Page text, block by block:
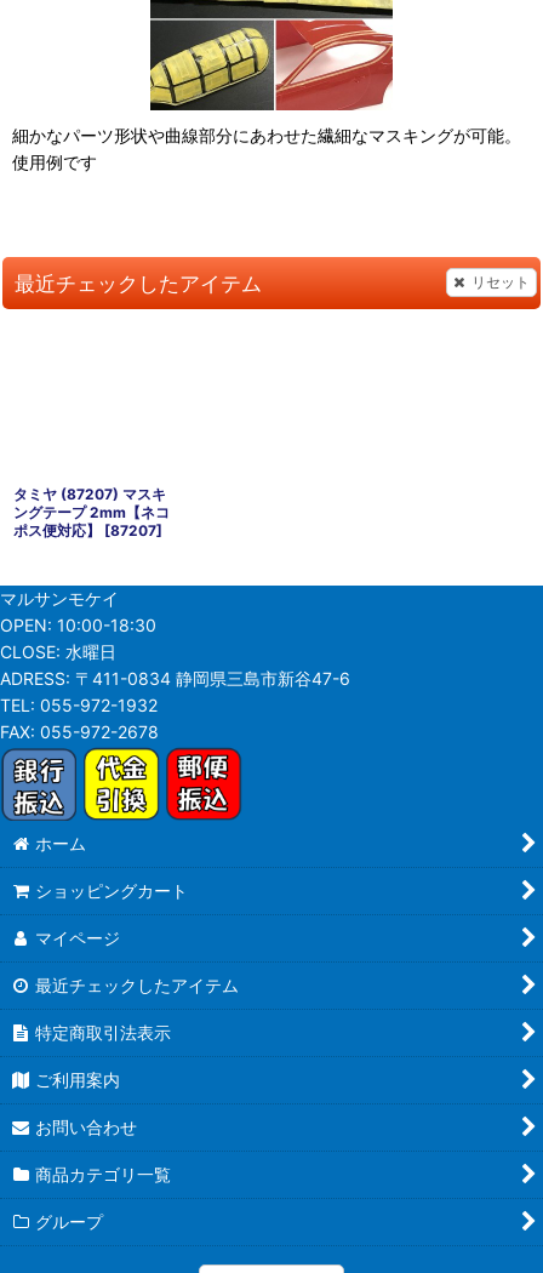
細かなパーツ形状や曲線部分にあわせた繊細なマスキングが可能。
使用例です
最近チェックしたアイテム リセット
タミヤ (87207) マスキ
ングテープ 2mm【ネコ
ポス便対応】 [87207]
マルサンモケイ
OPEN: 10:00-18:30
CLOSE: 水曜日
ADRESS: 〒411-0834 静岡県三島市新谷47-6
TEL: 055-972-1932
FAX: 055-972-2678
ホーム
ショッピングカート
マイページ
最近チェックしたアイテム
特定商取引法表示
ご利用案内
お問い合わせ
商品カテゴリ一覧
グループ